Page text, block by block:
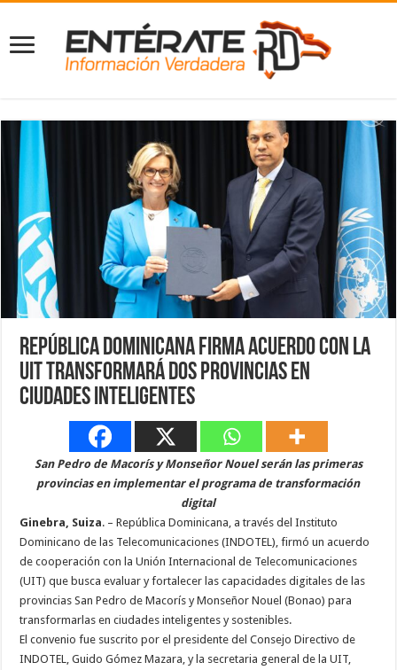
República Dominicana firma acuerdo con la
UIT transformará dos provincias en
ciudades inteligentes
San Pedro de Macorís y Monseñor Nouel serán las primeras
provincias en implementar el programa de transformación
digital
Ginebra, Suiza. – República Dominicana, a través del Instituto
Dominicano de las Telecomunicaciones (INDOTEL), firmó un acuerdo
de cooperación con la Unión Internacional de Telecomunicaciones
(UIT) que busca evaluar y fortalecer las capacidades digitales de las
provincias San Pedro de Macorís y Monseñor Nouel (Bonao) para
transformarlas en ciudades inteligentes y sostenibles.
El convenio fue suscrito por el presidente del Consejo Directivo de
INDOTEL, Guido Gómez Mazara, y la secretaria general de la UIT,